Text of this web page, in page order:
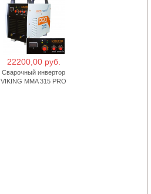
22200,00 руб.
Сварочный инвертор
VIKING MMA 315 PRO